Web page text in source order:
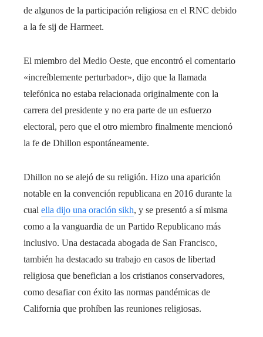
de algunos de la participación religiosa en el RNC debido
a la fe sij de Harmeet.
El miembro del Medio Oeste, que encontró el comentario
«increíblemente perturbador», dijo que la llamada
telefónica no estaba relacionada originalmente con la
carrera del presidente y no era parte de un esfuerzo
electoral, pero que el otro miembro finalmente mencionó
la fe de Dhillon espontáneamente.
Dhillon no se alejó de su religión. Hizo una aparición
notable en la convención republicana en 2016 durante la
cual ella dijo una oración sikh, y se presentó a sí misma
como a la vanguardia de un Partido Republicano más
inclusivo. Una destacada abogada de San Francisco,
también ha destacado su trabajo en casos de libertad
religiosa que benefician a los cristianos conservadores,
como desafiar con éxito las normas pandémicas de
California que prohíben las reuniones religiosas.